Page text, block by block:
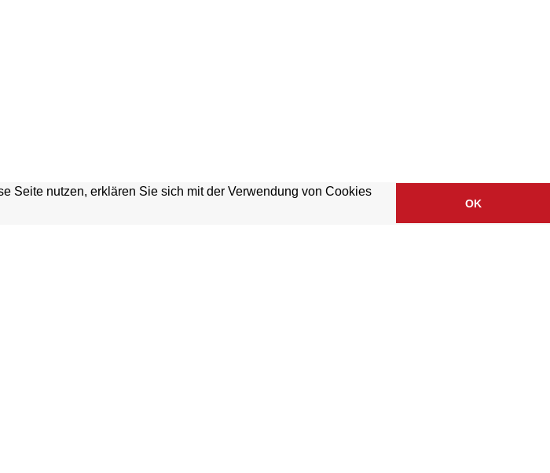
Seite nutzen, erklären Sie sich mit der Verwendung von Cookies
OK